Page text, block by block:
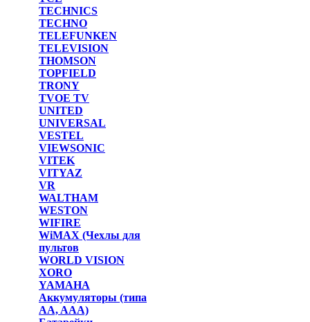
TECHNICS
TECHNO
TELEFUNKEN
TELEVISION
THOMSON
TOPFIELD
TRONY
TVOE TV
UNITED
UNIVERSAL
VESTEL
VIEWSONIC
VITEK
VITYAZ
VR
WALTHAM
WESTON
WIFIRE
WiMAX (Чехлы для
пультов
WORLD VISION
XORO
YAMAHA
Аккумуляторы (типа
AA, AAA)